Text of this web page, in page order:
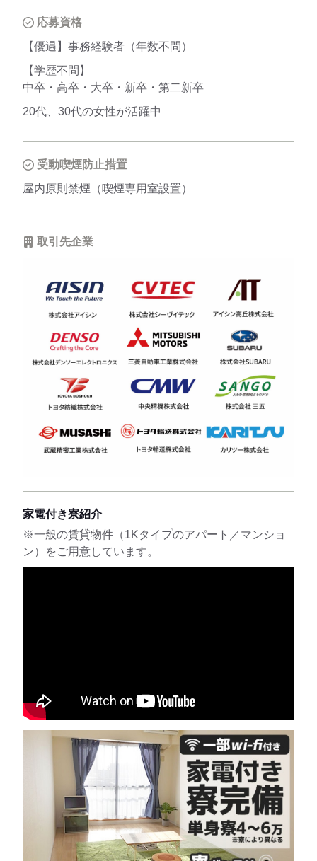
応募資格
【優遇】事務経験者（年数不問）
【学歴不問】
中卒・高卒・大卒・新卒・第二新卒
20代、30代の女性が活躍中
受動喫煙防止措置
屋内原則禁煙（喫煙専用室設置）
取引先企業
家電付き寮紹介
※一般の賃貸物件（1Kタイプのアパート／マンショ
ン）をご用意しています。